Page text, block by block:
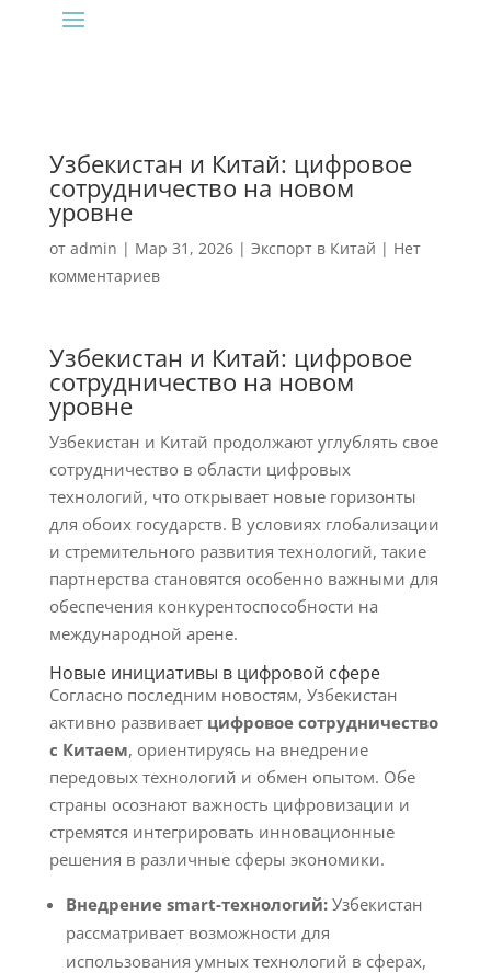
Узбекистан и Китай: цифровое
сотрудничество на новом
уровне
от admin | Мар 31, 2026| Экспорт в Китай | Нет
комментариев
Узбекистан и Китай: цифровое
сотрудничество на новом
уровне
Узбекистан и Китай продолжают углублять свое
сотрудничество в области цифровых
технологий, что открывает новые горизонты
для обоих государств. В условиях глобализации
и стремительного развития технологий, такие
партнерства становятся особенно важными для
обеспечения конкурентоспособности на
международной арене.
Новые инициативы в цифровой сфере
Согласно последним новостям, Узбекистан
активно развивает цифровое сотрудничество
с Китаем, ориентируясь на внедрение
передовых технологий и обмен опытом. Обе
страны осознают важность цифровизации и
стремятся интегрировать инновационные
решения в различные сферы экономики.
Внедрение smart-технологий:Узбекистан
рассматривает возможности для
использования умных технологий в сферах,